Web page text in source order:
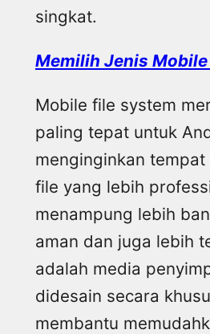
singkat.
Memilih Jenis
Mobile file system
paling tepat untuk
menginginkan
file yang lebih
menampung lebih
aman dan juga lebih
adalah media
didesain secara
membantu